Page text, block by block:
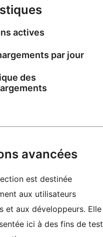
actives
par jour
des
avancées
est destinée
aux utilisateurs
et aux développeurs. Elle
ici à des fins de test